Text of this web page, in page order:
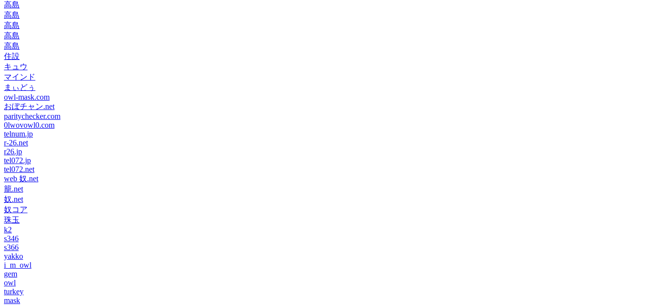
高島
高島
高島
高島
高島
住設
キュウ
マインド
まぃどぅ
owl-mask.com
おぼチャン.net
paritychecker.com
0lwovowl0.com
telnum.jp
r-26.net
r26.jp
tel072.jp
tel072.net
web 奴.net
籠.net
奴.net
奴コア
珠玉
k2
s346
s366
yakko
i_m_owl
gem
owl
turkey
mask